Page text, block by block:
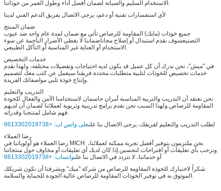
لأي استفسارات تقنية أو دعم، يرجى الاتصال بفريق الدعم الفني لدينا
ضمان المنتج
جميع خوذات (مايك) المقاومة للرصاص تأتي مع ضمان لمدة عام واحد ضد عيوب
التصنيعسوف نقدم استبدال أو إصلاح مجاناضماننا لا يغطي الأضرار الناجمة عن سوء
خدمات التخصيص
في "ميش"، نحن ندرك أن كل عميل قد يكون لديه احتياجات وتفضيلات مختلفة، ولهذا نقدم
خدمات تخصيص للخوذات لتلبية متطلبات محددة.فريقنا سيعمل عن كثب معك لتصميم
التدريب والتعليم
نحن نعتقد أن التدريب والتربية المناسبة أمران حاسمان لاستخدامنا الآمن والفعال للخوذة
المقاومة للرصاص.ولهذا السبب نحن نقدم برامج تدريبية وتربوية لعملائنا لضمان أن لديهم
لطلب التدريب والتعليم لفريقك، يرجى الاتصال بنا علىعلى واتس اب: +8613302019738
رضا العملاء
رضا العملاء هو أولوياتنا في MICH. نحن ملتزمون بتوفير أفضل تجربة ممكنة لعملائنا،
ونرحب بأي تعليقات أو اقتراحات لتحسين.إذا كان لديك أي تعليقات أو مخاوف حول منتجاتنا
أو خدماتنا، لا تتردد في الاتصال بنا علىواتساب: +8613302019738
شكراً لاختيارك للخوذة المقاومة للرصاص من شركة "ميك" ويشرفنا أن نكون شريكك